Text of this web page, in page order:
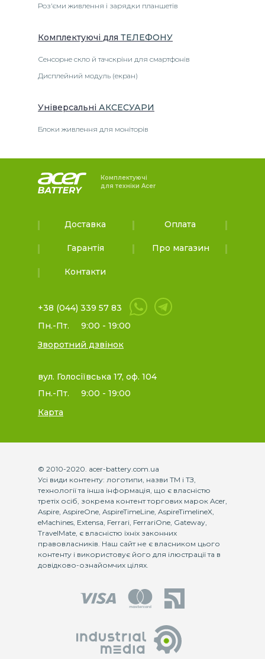
Роз'єми живлення і зарядки планшетів
Комплектуючі для ТЕЛЕФОНУ
Сенсорне скло й тачскріни для смартфонів
Дисплейний модуль (екран)
Універсальні АКСЕСУАРИ
Блоки живлення для моніторів
Комплектуючі
для техніки Acer
Доставка Оплата
Гарантія Про магазин
Контакти
+38 (044) 339 57 83
Пн.-Пт.
9:00 - 19:00
Зворотний дзвінок
вул. Голосіївська 17, оф. 104
Пн.-Пт.
9:00 - 19:00
Карта
© 2010-2020. acer-battery.com.ua
Усі види контенту: логотипи, назви ТМ і ТЗ,
технології та інша інформація, що є власністю
третіх осіб, зокрема контент торгових марок Acer,
Aspire, AspireOne, AspireTimeLine, AspireTimelineX,
eMachines, Extensa, Ferrari, FerrariOne, Gateway,
TravelMate, є власністю їхніх законних
правовласників. Наш сайт не є власником цього
контенту і використовує його для ілюстрації та в
довідково-ознайомчих цілях.